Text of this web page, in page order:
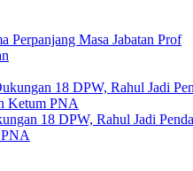
Perpanjang Masa Jabatan Prof
18 DPW, Rahul Jadi